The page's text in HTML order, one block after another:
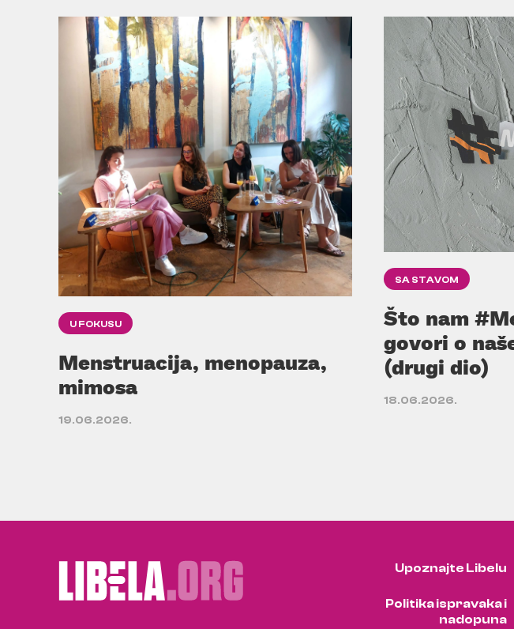
U FOKUSU
Menstruacija, menopauza,
mimosa
19.06.2026.
SA STAVOM
Što nam
govori o
(drugi dio)
18.06.2026.
Upoznajte Libelu
Politika ispravaka i
nadopuna